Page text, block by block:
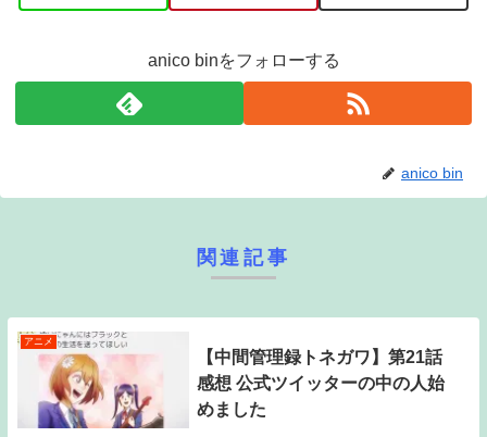
anico binをフォローする
anico bin
関連記事
アニメ
【中間管理録トネガワ】第21話
感想 公式ツイッターの中の人始
めました